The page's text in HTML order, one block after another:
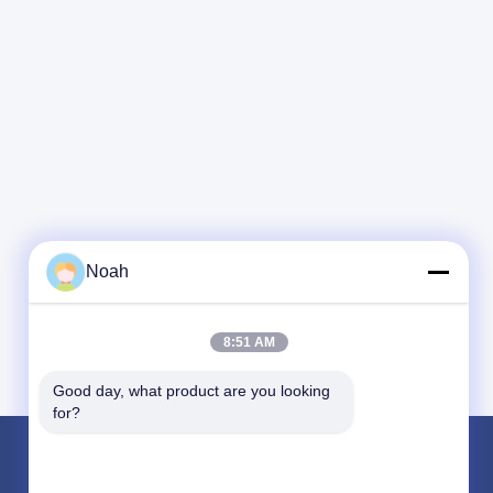
Noah
8:51 AM
Good day, what product are you looking
for?